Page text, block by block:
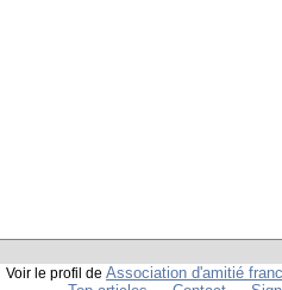
Voir le profil de Association d'amitié